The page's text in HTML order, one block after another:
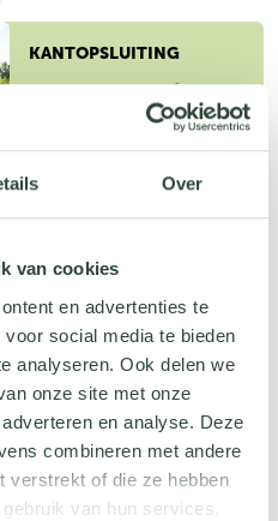
Over
van cookies
en advertenties te
social media te bieden
analyseren. Ook delen we
onze site met onze
en analyse. Deze
combineren met andere
verstrekt of die ze hebben
van hun services.
KANTOPSLUITING